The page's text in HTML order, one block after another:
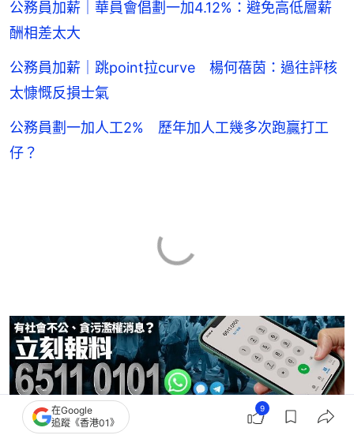
公務員加薪｜華員會倡劃一加4.12%：避免高低層薪
酬相差太大
公務員加薪｜跳point拉curve 楊何蓓茵：過往評核
太慷慨反損士氣
公務員劃一加人工2% 歷年加人工幾多次跑贏打工
仔？
在Google
追蹤《香港01》
9